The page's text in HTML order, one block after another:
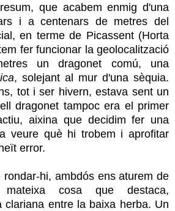
que acabem enmig d'una
i a centenars de metres del
en terme de Picassent (Horta
fer funcionar la geolocalització
un dragonet comú, una
, solejant al mur d'una sèquia.
tot i ser hivern, estava sent un
dragonet tampoc era el primer
aixina que decidim fer una
veure què hi trobem i aprofitar
error.
hi, ambdós ens aturem de
cosa que destaca,
clariana entre la baixa herba. Un